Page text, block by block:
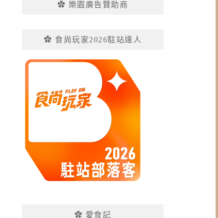
✿ 樂園廣告贊助商
✿ 食尚玩家2026駐站達人
✿ 愛食記